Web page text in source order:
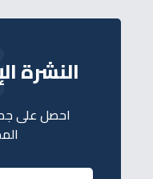
النشرة
احصل على